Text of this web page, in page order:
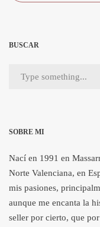
BUSCAR
SOBRE MI
Nací en 1991 en
Norte Valenciana, en
mis pasiones,
aunque me encanta la
seller por cierto, que